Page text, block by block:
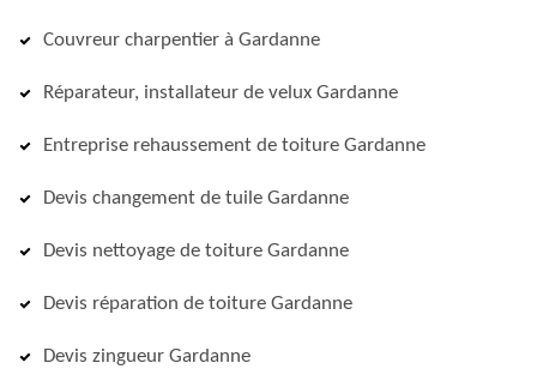
Couvreur charpentier à Gardanne
Réparateur, installateur de velux Gardanne
Entreprise rehaussement de toiture Gardanne
Devis changement de tuile Gardanne
Devis nettoyage de toiture Gardanne
Devis réparation de toiture Gardanne
Devis zingueur Gardanne